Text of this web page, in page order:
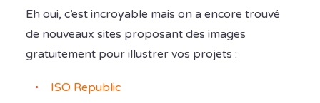
Eh oui, c’est incroyable mais on a encore trouvé
de nouveaux sites proposant des images
gratuitement pour illustrer vos projets :
ISO Republic